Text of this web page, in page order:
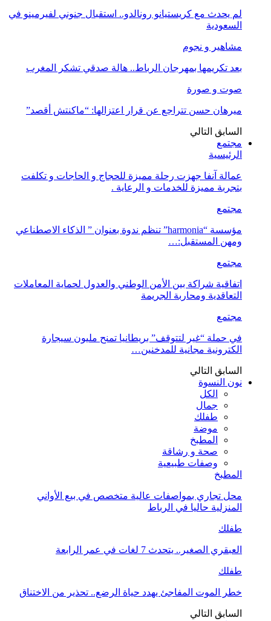
لم يحدث مع كريستيانو رونالدو.. استقبال جنوني لفيرمينو في
السعودية
مشاهير و نجوم
بعد تكريمها بمهرجان الرباط.. هالة صدقي تشكر المغرب
صوت و صورة
ميرهان حسن تتراجع عن قرار اعتزالها: “ماكنتش أقصد”
السابق التالي
مجتمع
الرئيسية
عمالة آنفا جهزت رحلة مميزة للحجاج و الحاجات و تكلفت
بتجربة مميزة للخدمات و الرعاية .
مجتمع
مؤسسة “harmonia” تنظم ندوة بعنوان ” الذكاء الاصطناعي
ومهن المستقبل:…
مجتمع
اتفاقية شراكة بين الأمن الوطني والعدول لحماية المعاملات
التعاقدية ومحاربة الجريمة
مجتمع
في حملة “غير لتتوقف” بريطانيا تمنح مليون سيجارة
الكترونية مجانية للمدخنين…
السابق التالي
نون النسوة
الكل
جمال
طفلك
موضة
المطبخ
صحة و رشاقة
وصفات طبيعية
المطبخ
محل تجاري بمواصفات عالية متخصص في بيع الأواني
المنزلية حاليا في الرباط
طفلك
العبقري الصغير.. يتحدث 7 لغات في عمر الرابعة
طفلك
خطر الموت المفاجئ يهدد حياة الرضع.. تحذير من الاختناق
السابق التالي